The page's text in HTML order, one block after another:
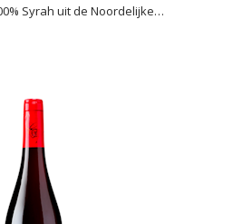
Syrah uit de Noordelijke
du Tunnel